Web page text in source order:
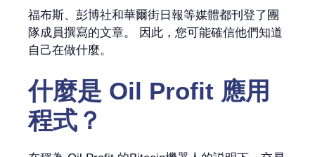
福布斯、彭博社和華爾街日報等媒體都刊登了團
隊成員撰寫的文章。 因此，您可能確信他們知道
自己在做什麼。
什麼是 Oil Profit 應用
程式？